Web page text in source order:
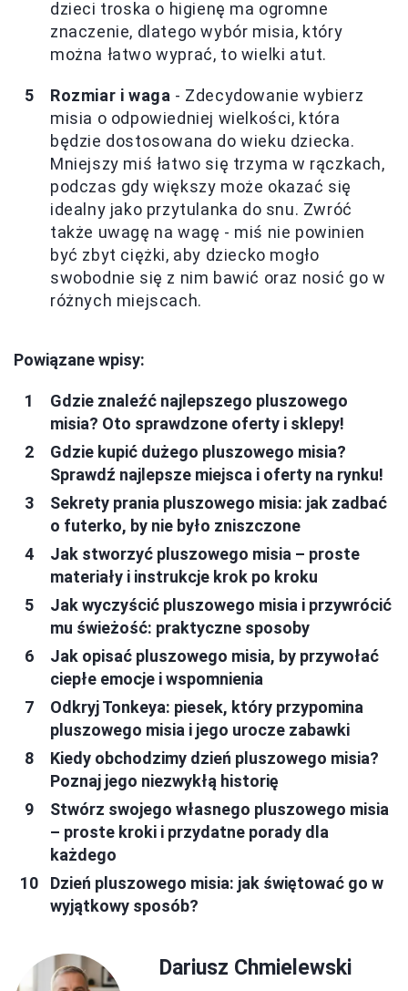
dzieci troska o higienę ma ogromne
znaczenie, dlatego wybór misia, który
można łatwo wyprać, to wielki atut.
Rozmiar i waga - Zdecydowanie wybierz
misia o odpowiedniej wielkości, która
będzie dostosowana do wieku dziecka.
Mniejszy miś łatwo się trzyma w rączkach,
podczas gdy większy może okazać się
idealny jako przytulanka do snu. Zwróć
także uwagę na wagę - miś nie powinien
być zbyt ciężki, aby dziecko mogło
swobodnie się z nim bawić oraz nosić go w
różnych miejscach.
Powiązane wpisy:
Gdzie znaleźć najlepszego pluszowego
misia? Oto sprawdzone oferty i sklepy!
Gdzie kupić dużego pluszowego misia?
Sprawdź najlepsze miejsca i oferty na rynku!
Sekrety prania pluszowego misia: jak zadbać
o futerko, by nie było zniszczone
Jak stworzyć pluszowego misia – proste
materiały i instrukcje krok po kroku
Jak wyczyścić pluszowego misia i przywrócić
mu świeżość: praktyczne sposoby
Jak opisać pluszowego misia, by przywołać
ciepłe emocje i wspomnienia
Odkryj Tonkeya: piesek, który przypomina
pluszowego misia i jego urocze zabawki
Kiedy obchodzimy dzień pluszowego misia?
Poznaj jego niezwykłą historię
Stwórz swojego własnego pluszowego misia
– proste kroki i przydatne porady dla
każdego
Dzień pluszowego misia: jak świętować go w
wyjątkowy sposób?
Dariusz Chmielewski